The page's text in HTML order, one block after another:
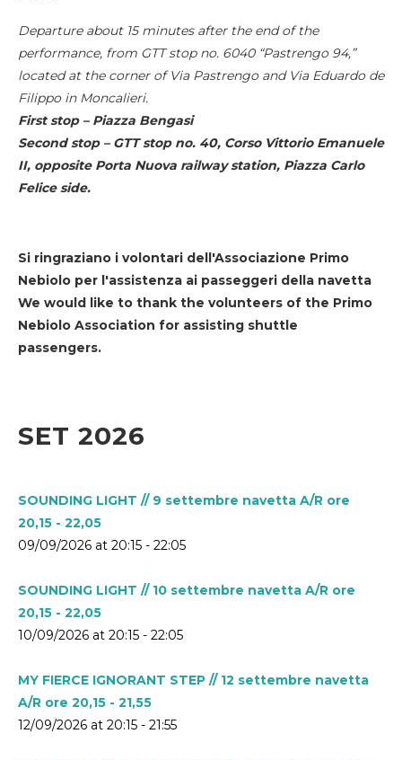
Departure about 15 minutes after the end of the
performance, from GTT stop no. 6040 “Pastrengo 94,”
located at the corner of Via Pastrengo and Via Eduardo de
Filippo in Moncalieri.
First stop – Piazza Bengasi
Second stop – GTT stop no. 40, Corso Vittorio Emanuele
II, opposite Porta Nuova railway station, Piazza Carlo
Felice side.
Si ringraziano i volontari dell'Associazione Primo
Nebiolo per l'assistenza ai passeggeri della navetta
We would like to thank the volunteers of the Primo
Nebiolo Association for assisting shuttle
passengers.
SET 2026
SOUNDING LIGHT // 9 settembre navetta A/R ore
20,15 - 22,05
09/09/2026 at 20:15 - 22:05
SOUNDING LIGHT // 10 settembre navetta A/R ore
20,15 - 22,05
10/09/2026 at 20:15 - 22:05
MY FIERCE IGNORANT STEP // 12 settembre navetta
A/R ore 20,15 - 21,55
12/09/2026 at 20:15 - 21:55